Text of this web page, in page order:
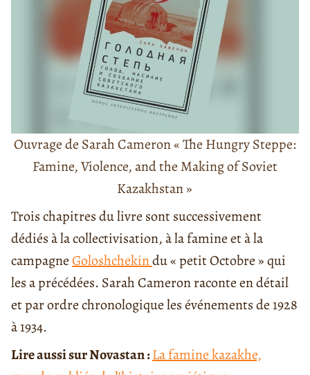
Ouvrage de Sarah Cameron « The Hungry Steppe:
Famine, Violence, and the Making of Soviet
Kazakhstan »
Trois chapitres du livre sont successivement
dédiés à la collectivisation, à la famine et à la
campagneGoloshchekindu « petit Octobre » qui
les a précédées. Sarah Cameron raconte en détail
et par ordre chronologique les événements de 1928
à 1934.
Lire aussi sur Novastan :La famine kazakhe,